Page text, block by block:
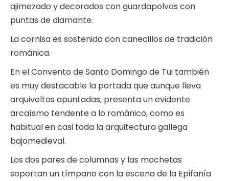
ajimezado y decorados con guardapolvos con
puntas de diamante.
La cornisa es sostenida con canecillos de tradición
románica.
En el Convento de Santo Domingo de Tui también
es muy destacable la portada que aunque lleva
arquivoltas apuntadas, presenta un evidente
arcaísmo tendente a lo románico, como es
habitual en casi toda la arquitectura gallega
bajomedieval.
Los dos pares de columnas y las mochetas
soportan un tímpano con la escena de la Epifanía